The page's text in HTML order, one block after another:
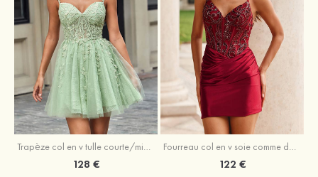
Trapèze col en v tulle courte/mini robe de fête de la rentrée avec perles
128 €
Fourreau col en v soie comme du satin courte/mini robe de fête de la rentrée avec paillettes
122 €